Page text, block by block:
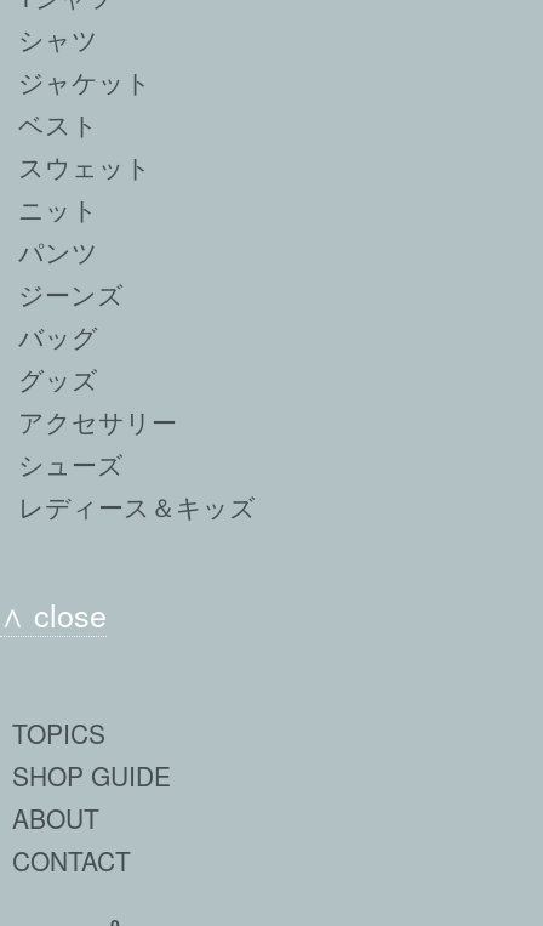
シャツ
ジャケット
ベスト
スウェット
ニット
パンツ
ジーンズ
バッグ
グッズ
アクセサリー
シューズ
レディース＆キッズ
∧ close
TOPICS
SHOP GUIDE
ABOUT
CONTACT